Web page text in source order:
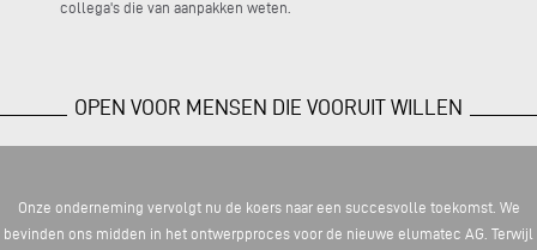
collega's die van aanpakken weten.
OPEN VOOR MENSEN DIE VOORUIT WILLEN
Onze onderneming vervolgt nu de koers naar een succesvolle toekomst. We
bevinden ons midden in het ontwerpproces voor de nieuwe elumatec AG. Terwijl